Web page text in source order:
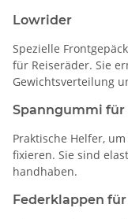
Lowrider
Spezielle
für Reiseräder. Sie
Gewichtsverteilung
Spanngummi für
Praktische Helfer,
fixieren. Sie sind
handhaben.
Federklappen